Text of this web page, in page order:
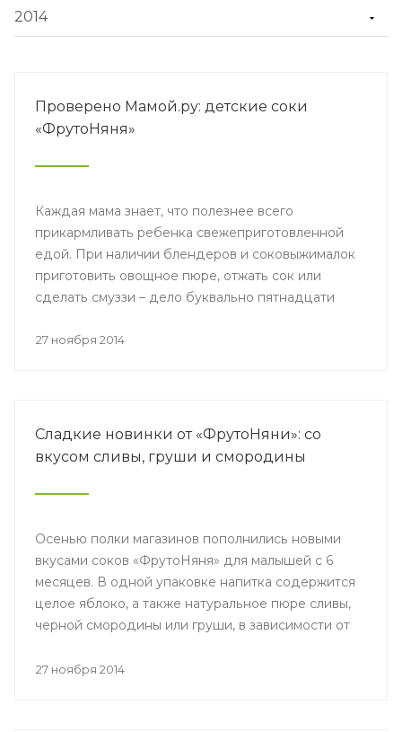
Проверено Мамой.ру: детские соки
«ФрутоНяня»
Каждая мама знает, что полезнее всего
прикармливать ребенка свежеприготовленной
едой. При наличии блендеров и соковыжималок
приготовить овощное пюре, отжать сок или
сделать смуззи – дело буквально пятнадцати
пятнадцати минут.
27 ноября 2014
Сладкие новинки от «ФрутоНяни»: со
вкусом сливы, груши и смородины
Осенью полки магазинов пополнились новыми
вкусами соков «ФрутоНяня» для малышей с 6
месяцев. В одной упаковке напитка содержится
целое яблоко, а также натуральное пюре сливы,
черной смородины или груши, в зависимости от
27 ноября 2014